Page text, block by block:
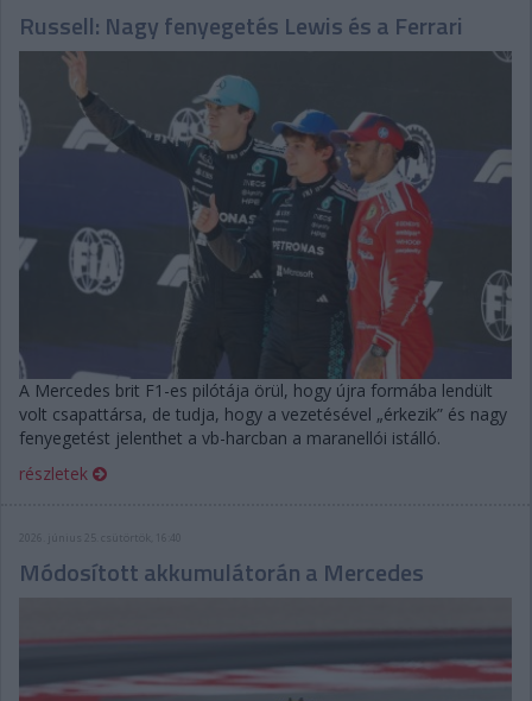
Russell: Nagy fenyegetés Lewis és a Ferrari
A Mercedes brit F1-es pilótája örül, hogy újra formába lendült
volt csapattársa, de tudja, hogy a vezetésével „érkezik” és nagy
fenyegetést jelenthet a vb-harcban a maranellói istálló.
részletek
2026. június 25. csütörtök, 16:40
Módosított akkumulátorán a Mercedes